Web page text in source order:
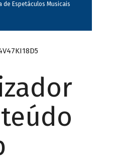
de Espetáculos Musicais